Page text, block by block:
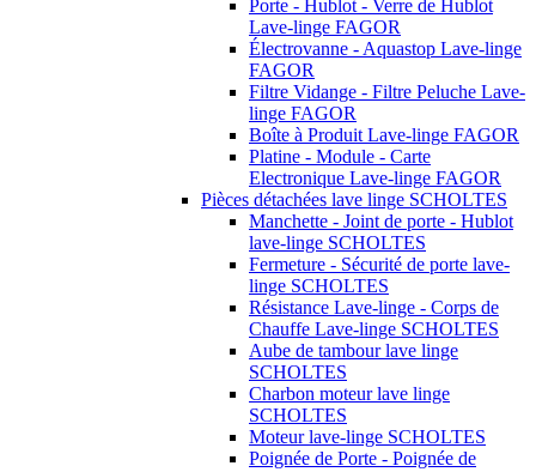
Porte - Hublot - Verre de Hublot
Lave-linge FAGOR
Électrovanne - Aquastop Lave-linge
FAGOR
Filtre Vidange - Filtre Peluche Lave-
linge FAGOR
Boîte à Produit Lave-linge FAGOR
Platine - Module - Carte
Electronique Lave-linge FAGOR
Pièces détachées lave linge SCHOLTES
Manchette - Joint de porte - Hublot
lave-linge SCHOLTES
Fermeture - Sécurité de porte lave-
linge SCHOLTES
Résistance Lave-linge - Corps de
Chauffe Lave-linge SCHOLTES
Aube de tambour lave linge
SCHOLTES
Charbon moteur lave linge
SCHOLTES
Moteur lave-linge SCHOLTES
Poignée de Porte - Poignée de